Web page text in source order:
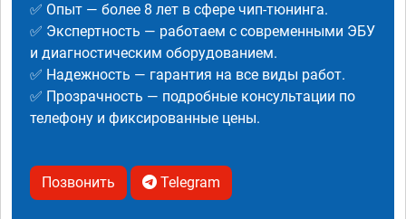
✅ Опыт — более 8 лет в сфере чип-тюнинга.
✅ Экспертность — работаем с современными ЭБУ
и диагностическим оборудованием.
✅ Надежность — гарантия на все виды работ.
✅ Прозрачность — подробные консультации по
телефону и фиксированные цены.
Позвонить Telegram